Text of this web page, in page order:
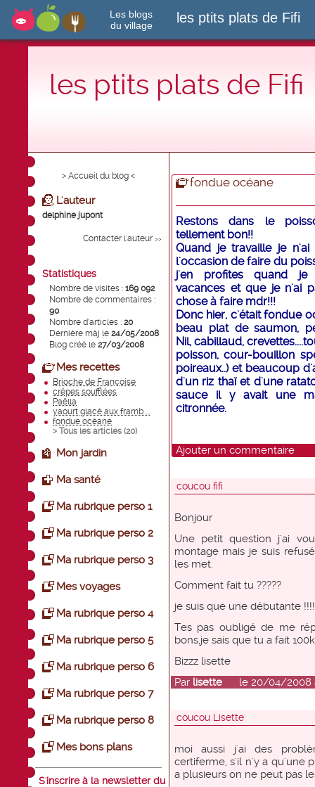
Les blogs
du village
les ptits plats de Fifi
les ptits plats de Fifi
> Accueil du blog <
L'auteur
delphine jupont
Contacter l'auteur >>
Statistiques
Nombre de visites : 169 092
Nombre de commentaires :
90
Nombre d'articles : 20
Dernière màj le 24/05/2008
Blog créé le 27/03/2008
Mes recettes
Brioche de Françoise
crêpes soufflées
Paëlla
yaourt glacé aux framb ...
fondue océane
> Tous les articles (20)
Mon jardin
Ma santé
Ma rubrique perso 1
Ma rubrique perso 2
Ma rubrique perso 3
Mes voyages
Ma rubrique perso 4
Ma rubrique perso 5
Ma rubrique perso 6
Ma rubrique perso 7
Ma rubrique perso 8
Mes bons plans
S'inscrire à la newsletter du
fondue océane
Restons dans le
tellement bon!!
Quand je travaille je
l'occasion de faire du
j'en profites quand je
vacances et que je n'ai
chose à faire mdr!!!
Donc hier, c'était fondue
beau plat de saumon,
Nil, cabillaud,
poisson, cour-bouillon
poireaux..) et beaucoup
d'un riz thaï et d'une
sauce il y avait une
citronnée.
Ajouter un commentaire
coucou fifi
Bonjour
Une petit question j'ai
montage mais je suis
les met.
Comment fait tu ?????
je suis que une débutante
Tes pas oubligé de me
bons,je sais que tu a fait
Bizzz lisette
Par lisettele 20/04/2008 à
coucou Lisette
moi aussi j'ai des
certiferme, s'il n'y a qu'une
a plusieurs on ne peut pas